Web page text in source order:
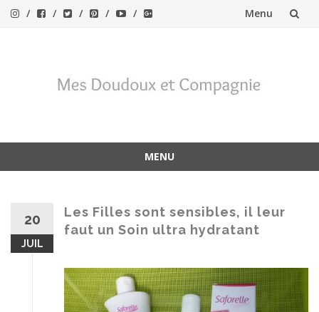
Menu
MENU
20
JUIL
Les Filles sont sensibles, il leur
faut un Soin ultra hydratant